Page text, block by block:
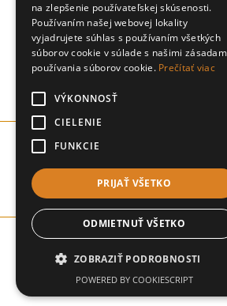
#slovakcellist
Made with
na zlepšenie používateľskej skúsenosti.
Používaním našej webovej lokality
vyjadrujete súhlas s používaním všetkých
súborov cookie v súlade s našimi
používania súborov cookie. Prečítať viac
VÝKONNOSŤ
CIELENIE
FUNKCIE
PRIJAŤ VŠETKO
ODMIETNUŤ VŠETKO
ZOBRAZIŤ PODROBNOSTI
POWERED BY COOKIESCRIPT